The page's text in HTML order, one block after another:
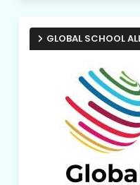
GLOBAL SCHOOL